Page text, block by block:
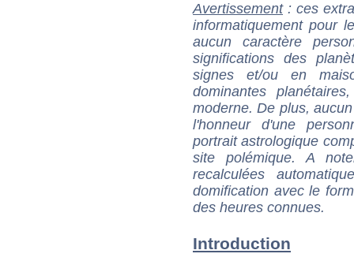
Avertissement: ces
informatiquement pour
aucun caractère
significations des
signes et/ou en
dominantes
moderne. De plus,
l'honneur d'une
portrait astrologique
site polémique. A
recalculées
domification avec le
des heures connues.
Introduction